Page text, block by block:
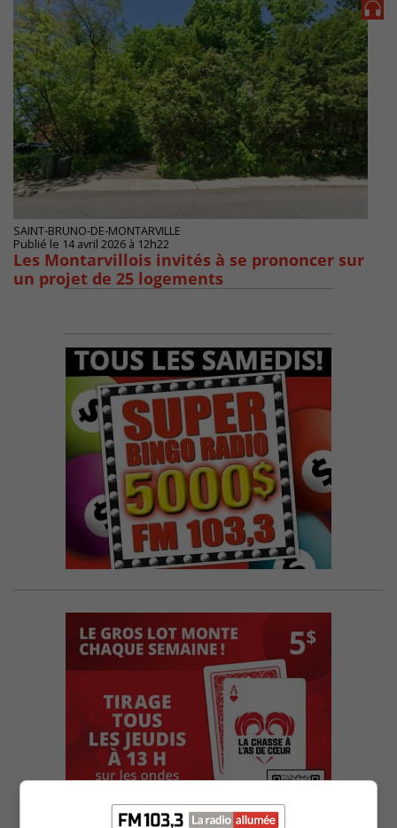
SAINT-BRUNO-DE-MONTARVILLE
Publié le 14 avril 2026 à 12h22
Les Montarvillois invités à se prononcer sur
un projet de 25 logements